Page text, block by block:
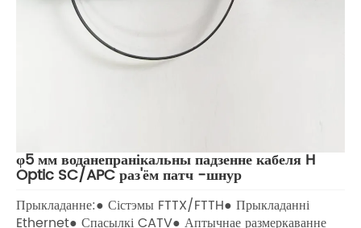
φ5 мм воданепранікальны падзенне кабеля H
Optic SC/APC раз'ём патч -шнур
Прыкладанне:● Сістэмы FTTX/FTTH● Прыкладанні
Ethernet● Спасылкі CATV● Аптычнае размеркаванне